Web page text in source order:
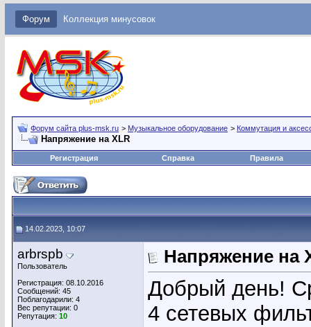
Форум Коллекция минусовок
Форум сайта plus-msk.ru > Музыкальное оборудование > Коммутация и
Напряжение на XLR
Регистрация Справка Правила
14.02.2023, 10:07
arbrspb
Пользователь
Регистрация: 08.10.2016
Сообщений: 45
Поблагодарили: 4
Вес репутации: 0
Репутация: 10
Напряжение на
Добрый день!
4 сетевых